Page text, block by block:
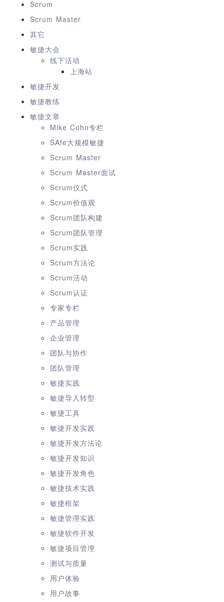
Scrum
Scrum Master
其它
敏捷大会
线下活动
上海站
敏捷开发
敏捷教练
敏捷文章
Mike Cohn专栏
SAfe大规模敏捷
Scrum Master
Scrum Master面试
Scrum仪式
Scrum价值观
Scrum团队构建
Scrum团队管理
Scrum实践
Scrum方法论
Scrum活动
Scrum认证
专家专栏
产品管理
企业管理
团队与协作
团队管理
敏捷实践
敏捷导入转型
敏捷工具
敏捷开发实践
敏捷开发方法论
敏捷开发知识
敏捷开发角色
敏捷技术实践
敏捷框架
敏捷管理实践
敏捷软件开发
敏捷项目管理
测试与质量
用户体验
用户故事